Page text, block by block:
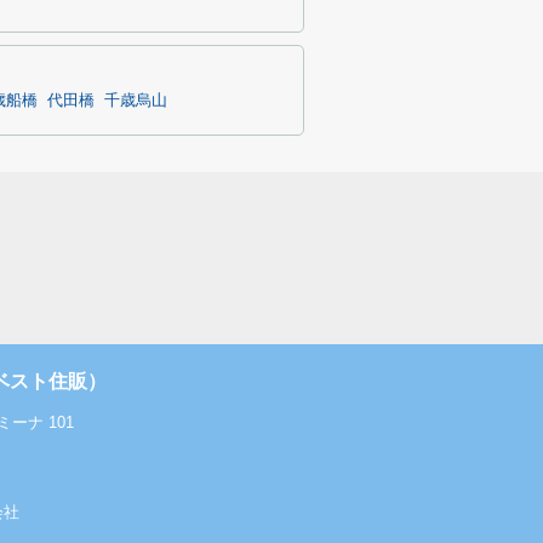
船橋 代田橋 千歳烏山
ト住販）
ーナ 101